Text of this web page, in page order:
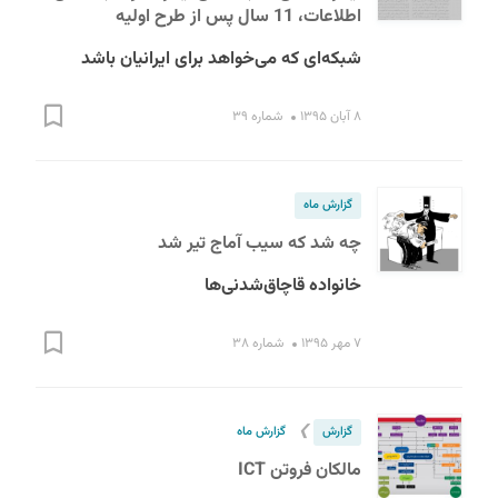
اطلاعات، 11 سال پس از طرح اولیه
شبکه‌ای که می‌خواهد برای ایرانیان باشد
۸ آبان ۱۳۹۵ شماره ۳۹
گزارش ماه
چه شد که سیب آماج تیر شد
خانواده قاچاق‌شدنی‌ها
۷ مهر ۱۳۹۵ شماره ۳۸
گزارش ❯ گزارش ماه
مالکان فروتن ICT